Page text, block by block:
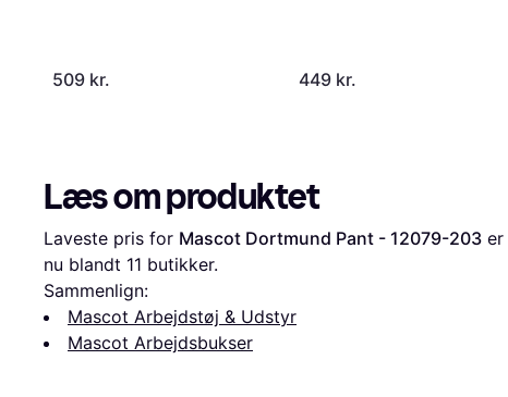
509 kr. 449 kr.
Læs om produktet
Laveste pris for Mascot Dortmund Pant - 12079-203 er
nu blandt 11 butikker.
Sammenlign:
Mascot Arbejdstøj & Udstyr
Mascot Arbejdsbukser